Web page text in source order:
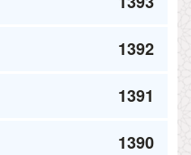
1392
1391
1390